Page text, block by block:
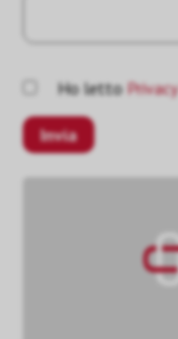
Ho letto